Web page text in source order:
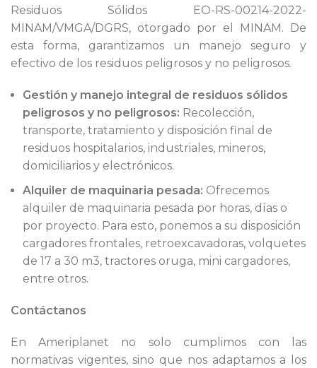
Residuos Sólidos EO-RS-00214-2022-
MINAM/VMGA/DGRS, otorgado por el MINAM. De
esta forma, garantizamos un manejo seguro y
efectivo de los residuos peligrosos y no peligrosos.
Gestión y manejo integral de residuos sólidos
peligrosos y no peligrosos: Recolección,
transporte, tratamiento y disposición final de
residuos hospitalarios, industriales, mineros,
domiciliarios y electrónicos.
Alquiler de maquinaria pesada: Ofrecemos
alquiler de maquinaria pesada por horas, días o
por proyecto. Para esto, ponemos a su disposición
cargadores frontales, retroexcavadoras, volquetes
de 17 a 30 m3, tractores oruga, mini cargadores,
entre otros.
Contáctanos
En Ameriplanet no solo cumplimos con las
normativas vigentes, sino que nos adaptamos a los